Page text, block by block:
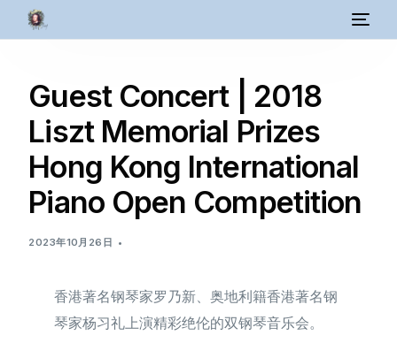
Guest Concert | 2018
Liszt Memorial Prizes
Hong Kong International
Piano Open Competition
2023年10月26日
香港著名钢琴家罗乃新、奥地利籍香港著名钢
琴家杨习礼上演精彩绝伦的双钢琴音乐会。